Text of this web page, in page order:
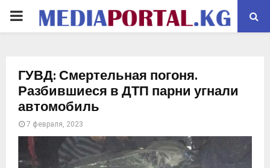
PRIMARY
ГУВД: Смертельная погоня.
Разбившиеся в ДТП парни угнали
автомобиль
7 февраля, 2023